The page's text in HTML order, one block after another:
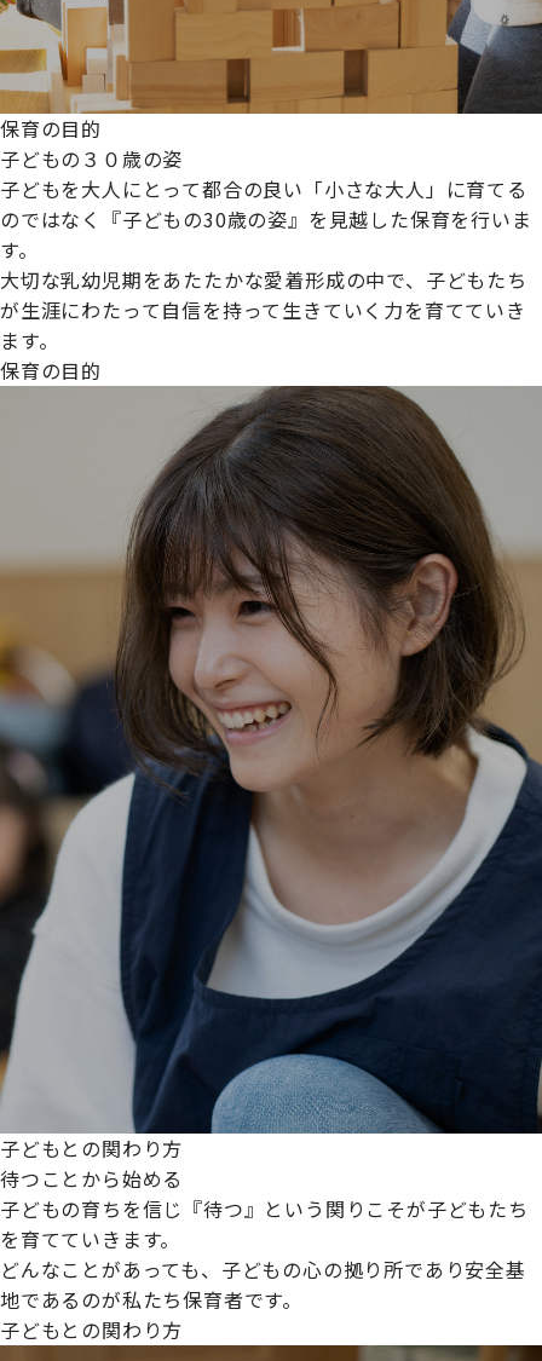
プライムスターほいくえんグループは女性が安心して働き
続けられる環境づくりに取り組んでおり、厚生労働省の
【えるぼし認定(☆☆)】
保育の目的
子どもの３０歳の姿
子どもを大人にとって都合の良い「小さな大人」に育てる
のではなく『子どもの30歳の姿』を見越した保育を行いま
す。
大切な乳幼児期をあたたかな愛着形成の中で、子どもたち
が生涯にわたって自信を持って生きていく力を育てていき
ます。
保育の目的
子どもとの関わり方
待つことから始める
子どもの育ちを信じ『待つ』という関りこそが子どもたち
を育てていきます。
どんなことがあっても、子どもの心の拠り所であり安全基
地であるのが私たち保育者です。
子どもとの関わり方